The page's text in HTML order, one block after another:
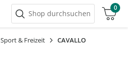
Shop durchsuchen
0
Sport & Freizeit CAVALLO